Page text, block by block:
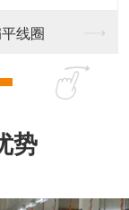
感HMS
势